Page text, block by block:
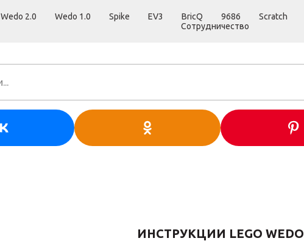
Wedo 2.0 Wedo 1.0 Spike EV3 BricQ 9686 Scratch
Сотрудничество
ИНСТРУКЦИИ LEGO WEDO